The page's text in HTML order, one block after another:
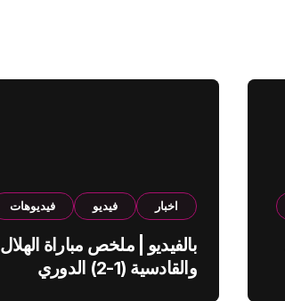
اخبار فيديو فيديوهات
بالفيديو | ملخص مباراة الهلال
والقادسية (1-2) الدوري